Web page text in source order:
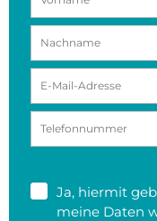
Ja, hiermit
meine Daten